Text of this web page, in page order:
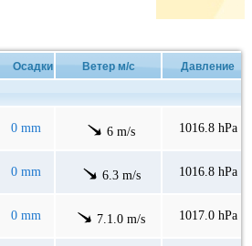
Осадки Ветер м/с Давление
0 mm 6 m/s 1016.8 hPa
0 mm 6.3 m/s 1016.8 hPa
0 mm 7.1.0 m/s 1017.0 hPa